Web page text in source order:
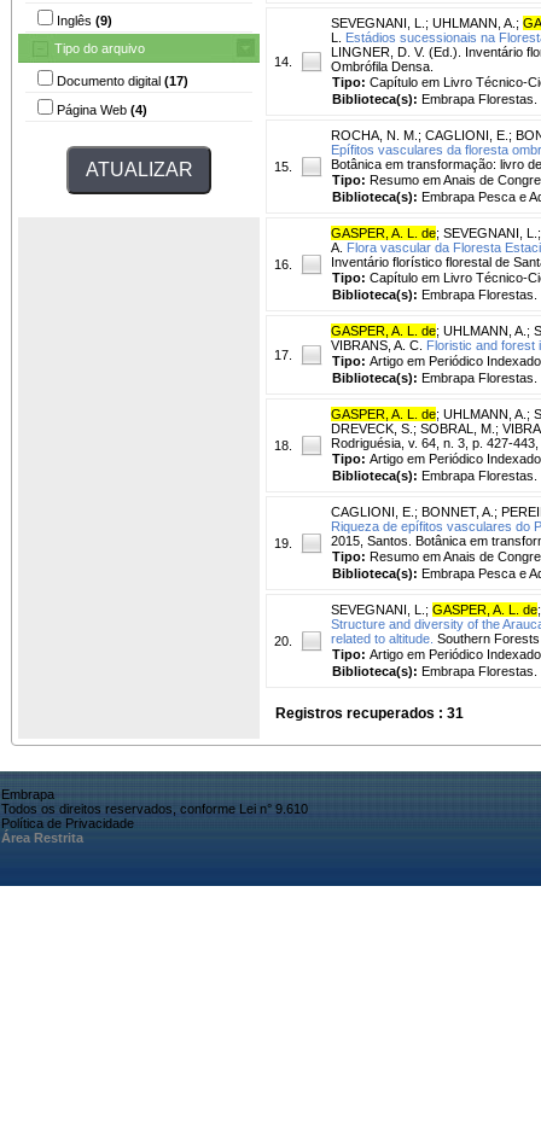
Inglês (9)
Tipo do arquivo
Documento digital (17)
Página Web (4)
14.
SEVEGNANI, L. ; UHLMANN, A. ;
L.
Estádios sucessionais na
LINGNER, D. V. (Ed.). Inventário
Ombrófila Densa.
Tipo: Capítulo em Livro Técnico-
Biblioteca(s): Embrapa Florestas.
15.
ROCHA, N. M. ; CAGLIONI, E. ;
Epífitos vasculares da floresta
Botânica em transformação: livro
Tipo: Resumo em Anais de
Biblioteca(s): Embrapa Pesca e
16.
GASPER, A. L. de; SEVEGNANI, L.
A. Flora vascular da Floresta
Inventário florístico florestal de
Tipo: Capítulo em Livro Técnico-
Biblioteca(s): Embrapa Florestas.
17.
GASPER, A. L. de; UHLMANN, A. ;
VIBRANS, A. C. Floristic and forest
Tipo: Artigo em Periódico Indexado
Biblioteca(s): Embrapa Florestas.
18.
GASPER, A. L. de; UHLMANN, A. ;
DREVECK, S. ; SOBRAL, M. ;
Rodriguésia, v. 64, n. 3, p. 427-
Tipo: Artigo em Periódico Indexado
Biblioteca(s): Embrapa Florestas.
19.
CAGLIONI, E. ; BONNET, A. ;
Riqueza de epífitos vasculares do
2015, Santos. Botânica em
Tipo: Resumo em Anais de
Biblioteca(s): Embrapa Pesca e
20.
SEVEGNANI, L. ; GASPER, A. L. de
Structure and diversity of the
related to altitude. Southern
Tipo: Artigo em Periódico Indexado
Biblioteca(s): Embrapa Florestas.
Registros recuperados : 31
Embrapa
Todos os direitos reservados, conforme Lei n° 9.610
Política de Privacidade
Área Restrita